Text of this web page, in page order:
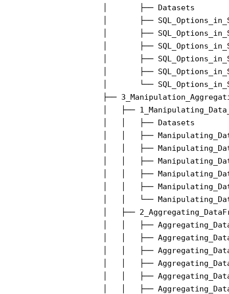
│       ├── Datasets
│       ├──
│       ├──
│       ├──
│       ├──
│       ├──
│       └──
├──
│   ├──
│   │   ├── Datasets
│   │   ├──
│   │   ├──
│   │   ├──
│   │   ├──
│   │   ├──
│   │   └──
│   ├──
│   │   ├──
│   │   ├──
│   │   ├──
│   │   ├──
│   │   ├──
│   │   ├──